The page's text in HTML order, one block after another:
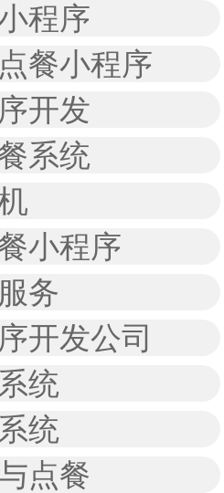
程序
餐小程序
开发
系统
小程序
务
开发公司
统
统
点餐